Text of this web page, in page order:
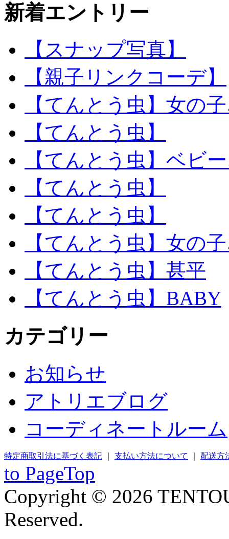
新着エントリー
【スナップ写真】
【親子リンクコーデ】
【てんとう虫】女の
【てんとう虫】
【てんとう虫】ベビ
【てんとう虫】
【てんとう虫】
【てんとう虫】女の
【てんとう虫】甚平
【てんとう虫】BABY
カテゴリー
お知らせ
アトリエブログ
コーディネートルーム
特定商取引法に基づく表記 支払い方法について 配送方
to PageTop
Copyright © 2026
Reserved.